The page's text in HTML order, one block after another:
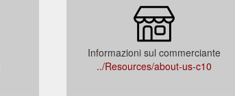
Informazioni sul commerciante
../Resources/about-us-c10